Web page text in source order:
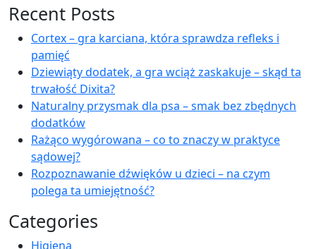
Recent Posts
Cortex – gra karciana, która sprawdza refleks i
pamięć
Dziewiąty dodatek, a gra wciąż zaskakuje – skąd ta
trwałość Dixita?
Naturalny przysmak dla psa – smak bez zbędnych
dodatków
Rażąco wygórowana – co to znaczy w praktyce
sądowej?
Rozpoznawanie dźwięków u dzieci – na czym
polega ta umiejętność?
Categories
Higiena